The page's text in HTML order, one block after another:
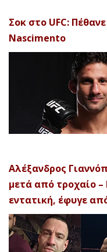
Σοκ στο UFC:
Nascimento
Αλέξανδρος
μετά από τροχαίο
εντατική, έφυγε